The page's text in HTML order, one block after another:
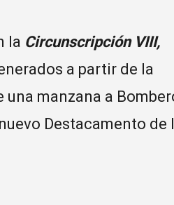
la Circunscripción VIII,
a partir de la
manzana a
Destacamento de